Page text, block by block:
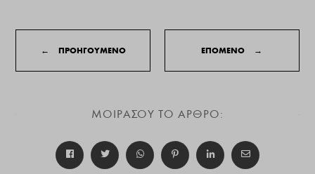
← ΠΡΟΗΓΟΥΜΕΝΟ ΕΠΟΜΕΝΟ →
ΜΟΙΡΑΣΟΥ ΤΟ ΑΡΘΡΟ: